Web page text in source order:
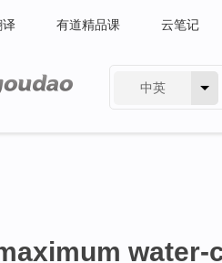
译 有道精品课 云笔记
中英
water-